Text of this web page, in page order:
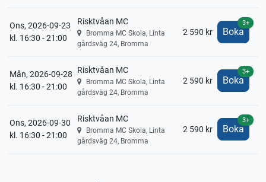
Ons, 2026-09-23
kl. 16:30 - 21:00
Risktvåan MC
Bromma MC Skola, Linta
gårdsväg 24, Bromma
2 590 kr Boka
3+
Mån, 2026-09-28
kl. 16:30 - 21:00
Risktvåan MC
Bromma MC Skola, Linta
gårdsväg 24, Bromma
2 590 kr Boka
3+
Ons, 2026-09-30
kl. 16:30 - 21:00
Risktvåan MC
Bromma MC Skola, Linta
gårdsväg 24, Bromma
2 590 kr Boka
3+